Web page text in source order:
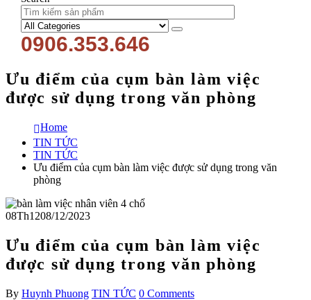
0906.353.646
Ưu điểm của cụm bàn làm việc
được sử dụng trong văn phòng
Home
TIN TỨC
TIN TỨC
Ưu điểm của cụm bàn làm việc được sử dụng trong văn
phòng
08Th1208/12/2023
Ưu điểm của cụm bàn làm việc
được sử dụng trong văn phòng
By Huynh Phuong TIN TỨC 0 Comments